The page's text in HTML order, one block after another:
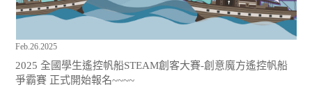
Feb.26.2025
2025 全國學生遙控帆船STEAM創客大賽-創意魔方遙控帆船
爭霸賽 正式開始報名~~~~